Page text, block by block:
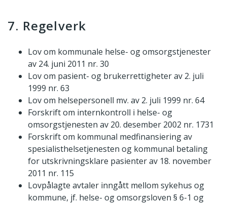
7. Regelverk
Lov om kommunale helse- og omsorgstjenester
av 24. juni 2011 nr. 30
Lov om pasient- og brukerrettigheter av 2. juli
1999 nr. 63
Lov om helsepersonell mv. av 2. juli 1999 nr. 64
Forskrift om internkontroll i helse- og
omsorgstjenesten av 20. desember 2002 nr. 1731
Forskrift om kommunal medfinansiering av
spesialisthelsetjenesten og kommunal betaling
for utskrivningsklare pasienter av 18. november
2011 nr. 115
Lovpålagte avtaler inngått mellom sykehus og
kommune, jf. helse- og omsorgsloven § 6-1 og